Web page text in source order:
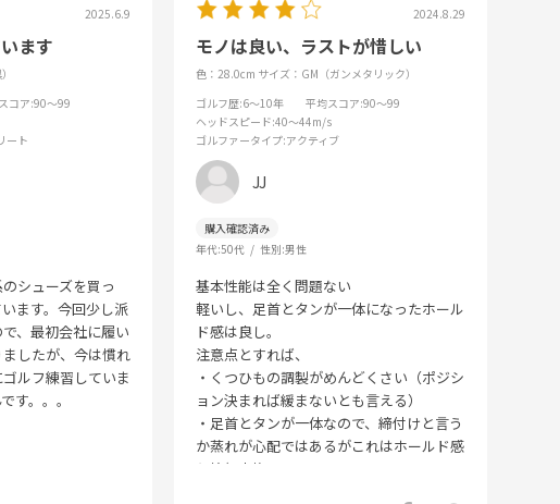
2025.6.9
ます
コア:90～99
ート
シューズを買っ
ます。今回少し派
、最初会社に履い
したが、今は慣れ
ルフ練習していま
す。。。
2024.8.29
モノは良い、ラストが惜しい
色：28.0cm サイズ：GM（ガンメタリック）
ゴルフ歴:6～10年 平均スコア:90～99
ヘッドスピード:40～44m/s
ゴルファータイプ:アクティブ
JJ
年代:50代 性別:男性
基本性能は全く問題ない
軽いし、足首とタンが一体になったホール
ド感は良し。
注意点とすれば、
・くつひもの調製がめんどくさい（ポジシ
ョン決まれば緩まないとも言える）
・足首とタンが一体なので、締付けと言う
か蒸れが心配ではあるがこれはホールド感
と等価交換